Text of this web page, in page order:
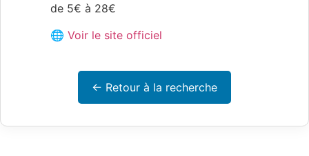
de 5€ à 28€
🌐 Voir le site officiel
← Retour à la recherche